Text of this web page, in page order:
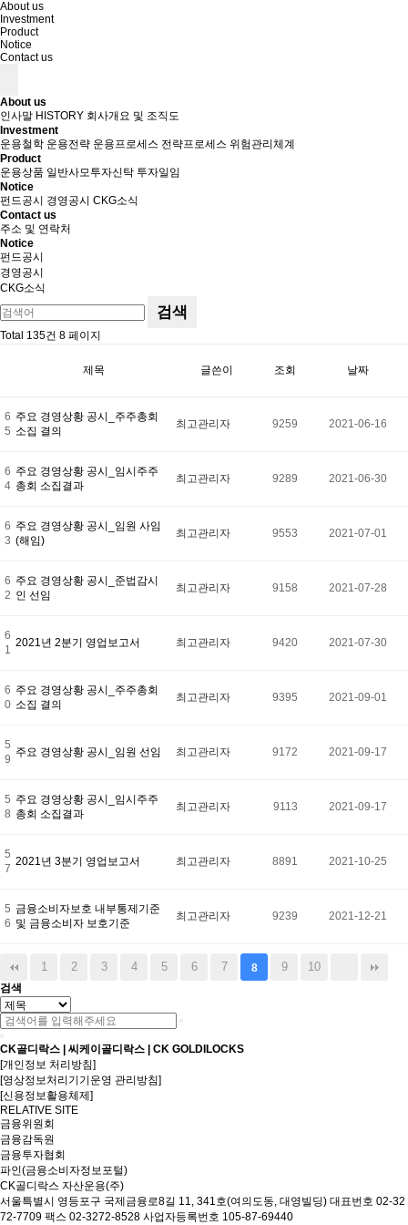
About us
Investment
Product
Notice
Contact us
About us
인사말 HISTORY 회사개요 및 조직도
Investment
운용철학 운용전략 운용프로세스 전략프로세스 위험관리체계
Product
운용상품 일반사모투자신탁 투자일임
Notice
펀드공시
경영공시 CKG소식
Contact us
주소 및 연락처
Notice
펀드공시
경영공시
CKG소식
검색
Total 135건 8 페이지
제목 글쓴이 조회 날짜
6
5
주요 경영상황 공시_주주총회
소집 결의
최고관리자 9259 2021-06-16
6
4
주요 경영상황 공시_임시주주
총회 소집결과
최고관리자 9289 2021-06-30
6
3
주요 경영상황 공시_임원 사임
(해임)
최고관리자 9553 2021-07-01
6
2
주요 경영상황 공시_준법감시
인 선임
최고관리자 9158 2021-07-28
6
1
2021년 2분기 영업보고서 최고관리자 9420 2021-07-30
6
0
주요 경영상황 공시_주주총회
소집 결의
최고관리자 9395 2021-09-01
5
9
주요 경영상황 공시_임원 선임 최고관리자 9172 2021-09-17
5
8
주요 경영상황 공시_임시주주
총회 소집결과
최고관리자 9113 2021-09-17
5
7
2021년 3분기 영업보고서 최고관리자 8891 2021-10-25
5
6
금융소비자보호 내부통제기준
및 금융소비자 보호기준
최고관리자 9239 2021-12-21
1 2 3 4 5 6 7 8 9 10
검색
CK골디락스 | 씨케이골디락스 | CK GOLDILOCKS
[개인정보 처리방침]
[영상정보처리기기운영 관리방침]
[신용정보활용체제]
RELATIVE SITE
금융위원회
금융감독원
금융투자협회
파인(금융소비자정보포털)
CK골디락스 자산운용(주)
서울특별시 영등포구 국제금융로8길 11, 341호(여의도동, 대영빌딩) 대표번호 02-32
72-7709 팩스 02-3272-8528 사업자등록번호 105-87-69440